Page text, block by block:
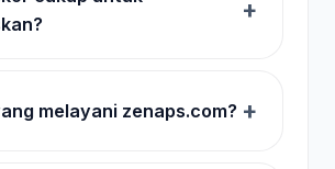
melayani zenaps.com?